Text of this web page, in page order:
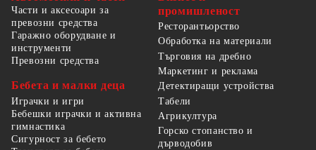
Части и аксесоари за
превозни средства
Гаражно оборудване и
инструменти
Превозни средства
Бебета и малки деца
Играчки и игри
Бебешки играчки и активна
гимнастика
Сигурност за бебето
промишленост
Ресторантьорство
Обработка на материали
Търговия на дребно
Маркетинг и реклама
Детектиращи устройства
Табели
Агрикултура
Горско стопанство и
дърводобив